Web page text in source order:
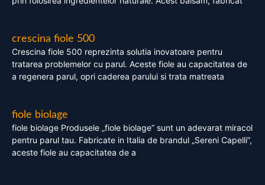
crescina fiole 500
Crescina fiole 500 reprezinta solutia inovatoare pentru
tratarea problemelor cu parul. Aceste fiole au capacitatea de
a regenera parul, opri caderea parului si trata matreata
fiole biolage
fiole biolage Produsele „fiole biolage” sunt un adevarat miracol
pentru parul tau. Fabricate in Italia de brandul „Sereni Capelli”,
aceste fiole au capacitatea de a